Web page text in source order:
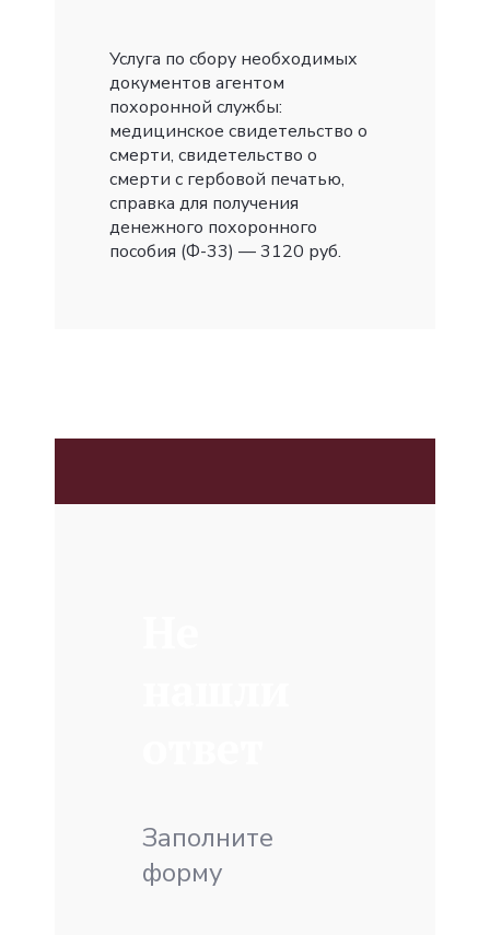
Услуга по сбору необходимых
документов агентом
похоронной службы:
медицинское свидетельство о
смерти, свидетельство о
смерти с гербовой печатью,
справка для получения
денежного похоронного
пособия (Ф-33) — 3120 руб.
Заполните
форму